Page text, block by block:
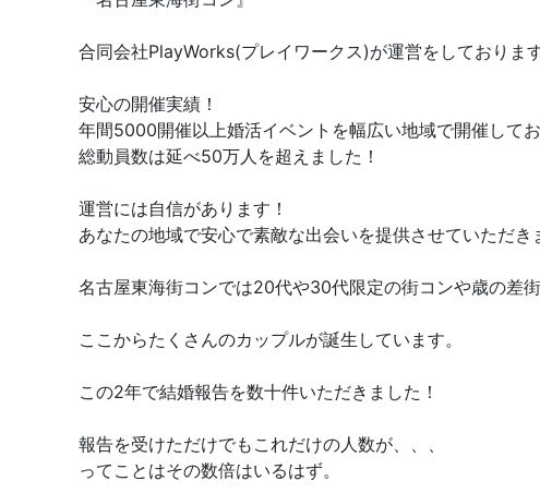
合同会社PlayWorks(プレイワークス)が運営をしております
安心の開催実績！
年間5000開催以上婚活イベントを幅広い地域で開催してお
総動員数は延べ50万人を超えました！
運営には自信があります！
あなたの地域で安心で素敵な出会いを提供させていただき
名古屋東海街コンでは20代や30代限定の街コンや歳の差
ここからたくさんのカップルが誕生しています。
この2年で結婚報告を数十件いただきました！
報告を受けただけでもこれだけの人数が、、、
ってことはその数倍はいるはず。